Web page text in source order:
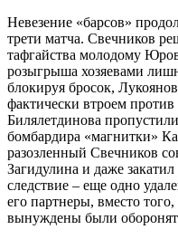
Невезение «барсов»
трети матча. Свечников
тафгайства молодому
розыгрыша хозяевами
блокируя бросок,
фактически втроем
Билялетдинова
бомбардира «магнитки»
разозленный Свечников
Загидулина и даже
следствие – еще одно
его партнеры, вместо
вынуждены были